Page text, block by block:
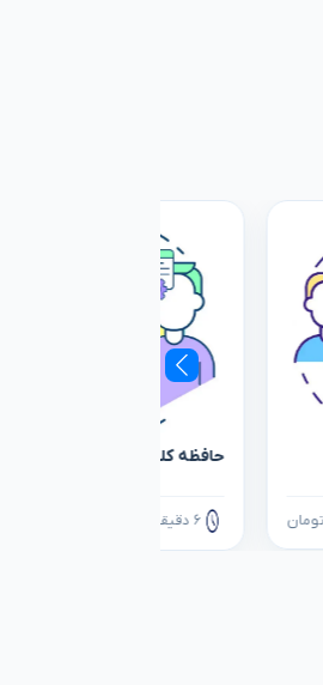
حافظه کلامی-سطح1
۶ دقیقه